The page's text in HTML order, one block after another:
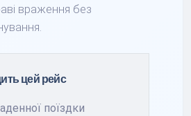
враження без
цей рейс
поїздки